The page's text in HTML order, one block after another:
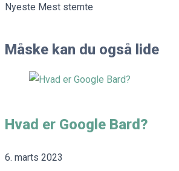
Nyeste Mest stemte
Måske kan du også lide
Hvad er Google Bard?
6. marts 2023